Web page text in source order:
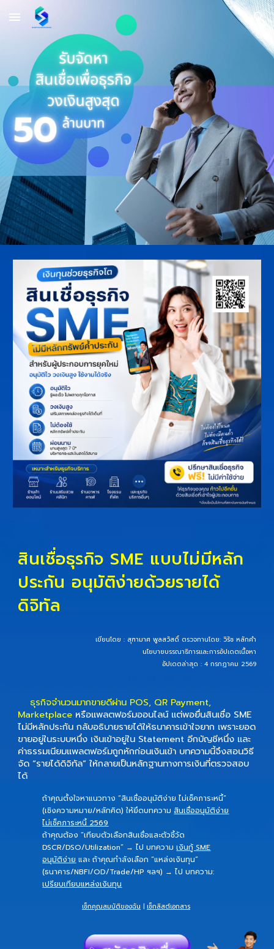
Skip to main content Skip to navigation
สินเชื่อธุรกิจ SME แบบไม่มีหลัก
ประกัน อนุมัติง่ายด้วยรายได้
ดิจิทัล
เขียนโดย : สุฑามาศ พูลสวัสดิ์ตรวจทานโดย: วิรัช หลักคำ
นโยบายบรรณาธิการและการอัปเดตเนื้อหา
อัปเดตล่าสุด : 4 กรกฏาคม 2569
ธุรกิจจำนวนมากขายดีผ่าน POS, QR Payment,
Marketplace หรือแพลตฟอร์มออนไลน์ แต่พอยื่นสินเชื่อ SME
ไม่มีหลักประกัน กลับอธิบายรายได้ให้ธนาคารเข้าใจยาก เพราะยอด
ขายอยู่ในระบบหนึ่ง เงินเข้าอยู่ใน Statement อีกบัญชีหนึ่ง และ
ค่าธรรมเนียมแพลตฟอร์มถูกหักก่อนเงินเข้า บทความนี้จึงสอนวิธี
จัด “รายได้ดิจิทัล” ให้กลายเป็นหลักฐานทางการเงินที่ตรวจสอบ
ได้
ถ้าคุณตั้งใจหาแนวทาง “สินเชื่ออนุมัติง่าย ไม่เช็คภาระหนี้”
(เชิงความหมาย/หลักคิด) ให้ยึดบทความสินเชื่ออนุมัติง่าย
ไม่เช็คภาระหนี้ 2569
ถ้าคุณต้อง “เทียบตัวเลือกสินเชื่อและตัวชี้วัด
DSCR/DSO/Utilization” → ไป บทความเงินกู้ SME
อนุมัติง่าย และถ้าคุณกำลังเลือก “แหล่งเงินทุน”
(ธนาคาร/NBFI/OD/Trade/HP ฯลฯ) → ไป บทความ:
เปรียบเทียบแหล่งเงินทุน
เช็กคุณสมบัติของฉัน | เช็กลิสต์เอกสาร